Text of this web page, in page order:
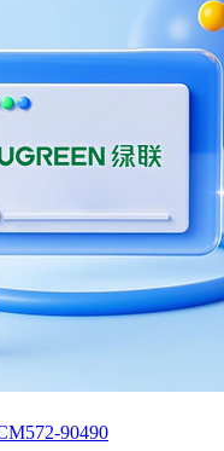
90490